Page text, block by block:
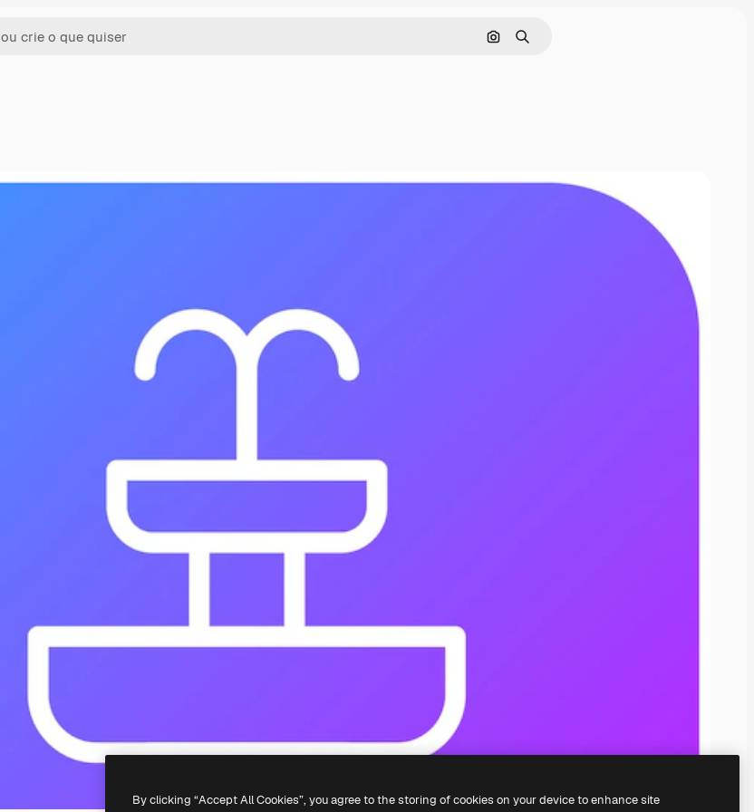
Pesquisar por imagem
Buscar
By clicking “Accept All Cookies”, you agree to the storing of cookies on your device to enhance site